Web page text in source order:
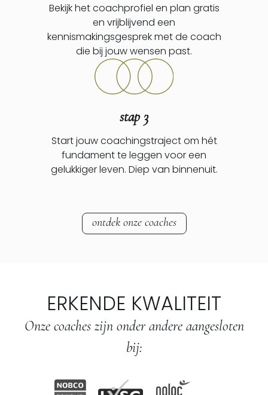
Bekijk het coachprofiel en plan gratis
en vrijblijvend een
kennismakingsgesprek met de coach
die bij jouw wensen past.
stap 3
Start jouw coachingstraject om hét
fundament te leggen voor een
gelukkiger leven. Diep van binnenuit.
ontdek onze coaches
ERKENDE KWALITEIT
Onze coaches zijn onder andere aangesloten
bij: